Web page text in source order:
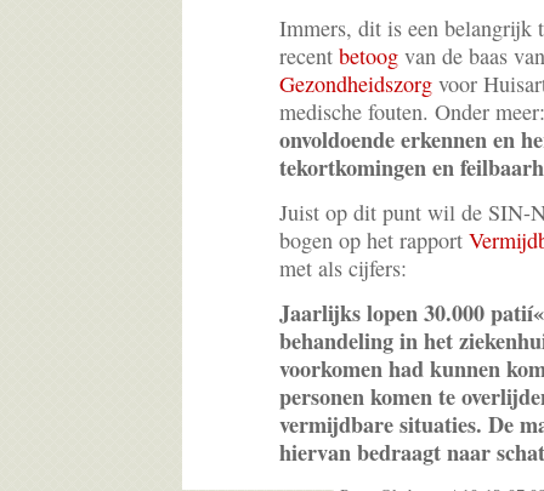
Immers, dit is een belangrijk
recent betoog van de baas
Gezondheidszorg voor
medische fouten. Onder
onvoldoende erkennen en
tekortkomingen en
Juist op dit punt wil de SIN-
bogen op het rapport
met als cijfers:
Jaarlijks lopen 30.000
behandeling in het
voorkomen had kunnen
personen komen te
vermijdbare situaties. De
hiervan bedraagt naar